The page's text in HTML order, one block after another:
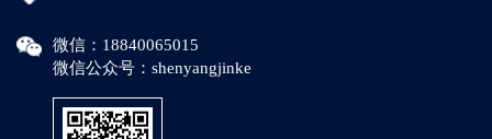
微信：18840065015
微信公众号：shenyangjinke